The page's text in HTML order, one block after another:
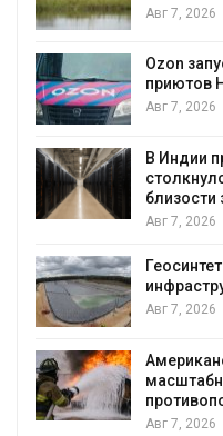
Авг 7, 2026
Ozon
приютов
Авг 7, 2026
В Индии
близости
Авг 7, 2026
Авг 7, 2026
Авг 7, 2026